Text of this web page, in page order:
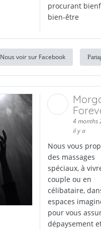
procurant
bien-être
Nous voir sur Facebook
4 months
il y a
Nous vous
des massages
spéciaux, à
couple ou en
célibataire,
espaces
pour vous
dépaysement